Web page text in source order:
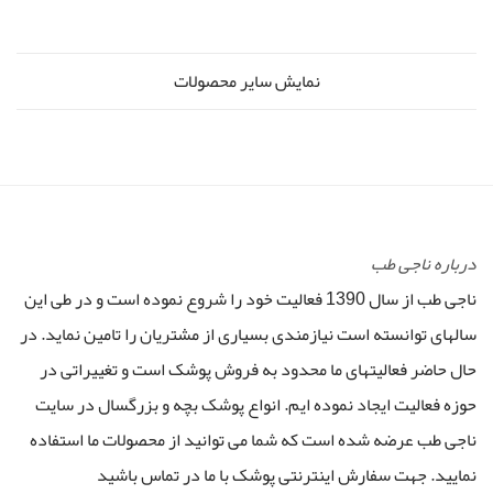
نمایش سایر محصولات
درباره ناجی طب
ناجی طب از سال 1390 فعالیت خود را شروع نموده است و در طی این
سالهای توانسته است نیازمندی بسیاری از مشتریان را تامین نماید. در
حال حاضر فعالیتهای ما محدود به فروش پوشک است و تغییراتی در
حوزه فعالیت ایجاد نموده ایم. انواع پوشک بچه و بزرگسال در سایت
ناجی طب عرضه شده است که شما می توانید از محصولات ما استفاده
نمایید. جهت سفارش اینترنتی پوشک با ما در تماس باشید